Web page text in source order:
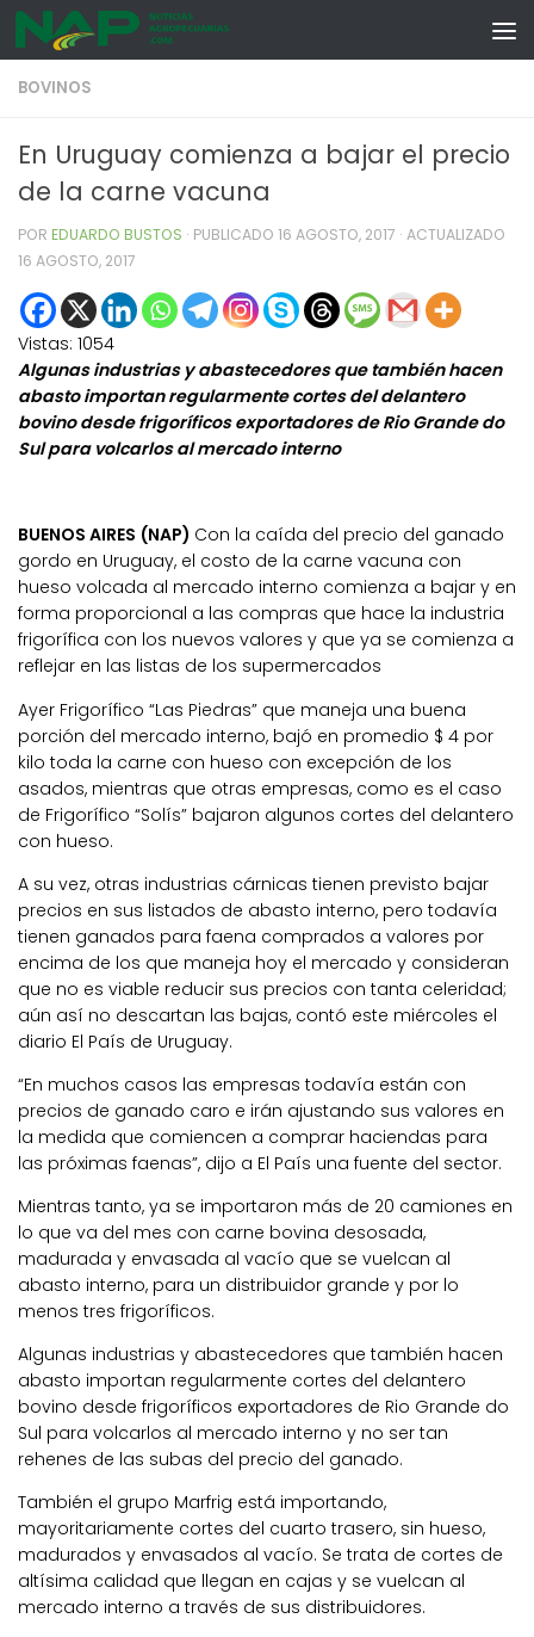
Skip to content
BOVINOS
En Uruguay comienza a bajar el precio
de la carne vacuna
POR EDUARDO BUSTOS · PUBLICADO 16 AGOSTO, 2017 · ACTUALIZADO
16 AGOSTO, 2017
Vistas: 1054
Algunas industrias y abastecedores que también hacen
abasto importan regularmente cortes del delantero
bovino desde frigoríficos exportadores de Rio Grande do
Sul para volcarlos al mercado interno
BUENOS AIRES (NAP) Con la caída del precio del ganado
gordo en Uruguay, el costo de la carne vacuna con
hueso volcada al mercado interno comienza a bajar y en
forma proporcional a las compras que hace la industria
frigorífica con los nuevos valores y que ya se comienza a
reflejar en las listas de los supermercados
Ayer Frigorífico “Las Piedras” que maneja una buena
porción del mercado interno, bajó en promedio $ 4 por
kilo toda la carne con hueso con excepción de los
asados, mientras que otras empresas, como es el caso
de Frigorífico “Solís” bajaron algunos cortes del delantero
con hueso.
A su vez, otras industrias cárnicas tienen previsto bajar
precios en sus listados de abasto interno, pero todavía
tienen ganados para faena comprados a valores por
encima de los que maneja hoy el mercado y consideran
que no es viable reducir sus precios con tanta celeridad;
aún así no descartan las bajas, contó este miércoles el
diario El País de Uruguay.
“En muchos casos las empresas todavía están con
precios de ganado caro e irán ajustando sus valores en
la medida que comiencen a comprar haciendas para
las próximas faenas”, dijo a El País una fuente del sector.
Mientras tanto, ya se importaron más de 20 camiones en
lo que va del mes con carne bovina desosada,
madurada y envasada al vacío que se vuelcan al
abasto interno, para un distribuidor grande y por lo
menos tres frigoríficos.
Algunas industrias y abastecedores que también hacen
abasto importan regularmente cortes del delantero
bovino desde frigoríficos exportadores de Rio Grande do
Sul para volcarlos al mercado interno y no ser tan
rehenes de las subas del precio del ganado.
También el grupo Marfrig está importando,
mayoritariamente cortes del cuarto trasero, sin hueso,
madurados y envasados al vacío. Se trata de cortes de
altísima calidad que llegan en cajas y se vuelcan al
mercado interno a través de sus distribuidores.